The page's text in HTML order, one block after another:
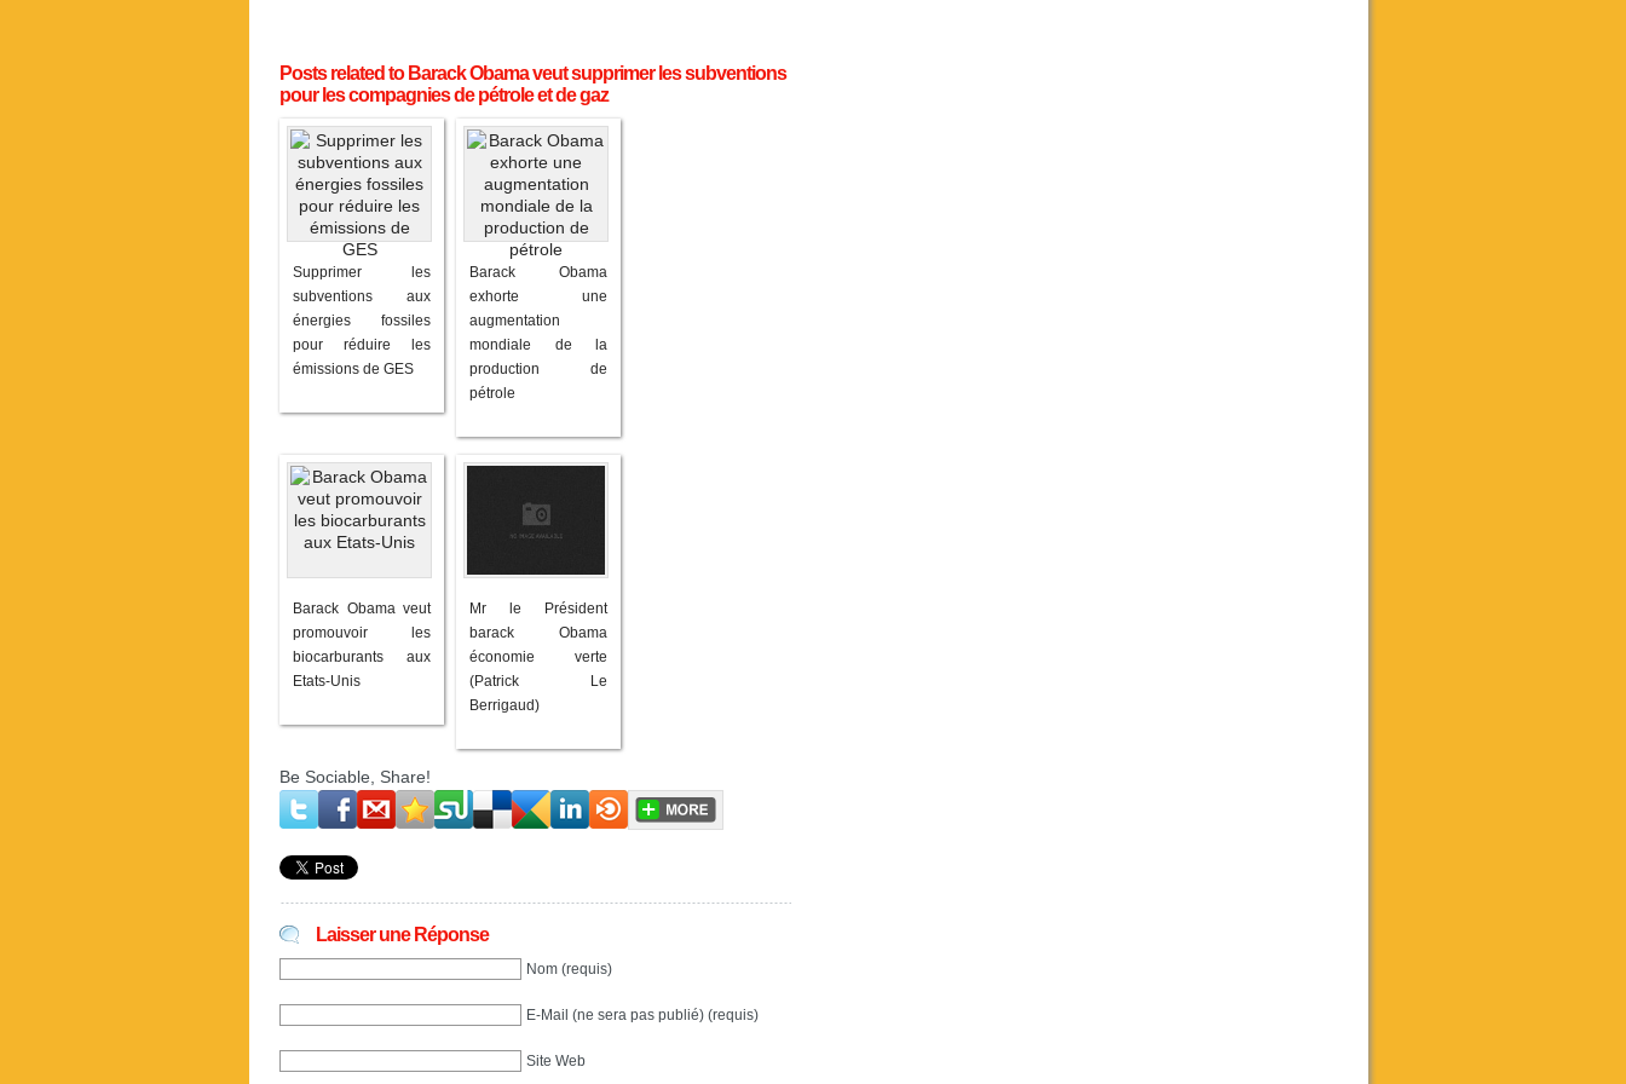
Posts related to Barack Obama veut supprimer les subventions
pour les compagnies de pétrole et de gaz
Supprimer les
subventions aux
énergies fossiles
pour réduire les
émissions de GES
Barack Obama
exhorte une
augmentation
mondiale de la
production de
pétrole
Barack Obama veut
promouvoir les
biocarburants aux
Etats-Unis
Mr le Président
barack Obama
économie verte
(Patrick Le
Berrigaud)
Be Sociable, Share!
Laisser une Réponse
Nom (requis)
E-Mail (ne sera pas publié) (requis)
Site Web